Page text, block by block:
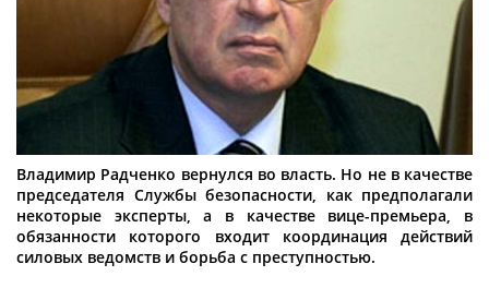
Владимир Радченко вернулся во власть. Но не в качестве
председателя Службы безопасности, как предполагали
некоторые эксперты, а в качестве вице-премьера, в
обязанности которого входит координация действий
силовых ведомств и борьба с преступностью.